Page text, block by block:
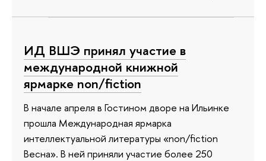
ИД ВШЭ принял участие в
международной книжной
ярмарке non/fiction
В начале апреля в Гостином дворе на Ильинке
прошла Международная ярмарка
интеллектуальной литературы «non/fiction
Весна». В ней приняли участие более 250